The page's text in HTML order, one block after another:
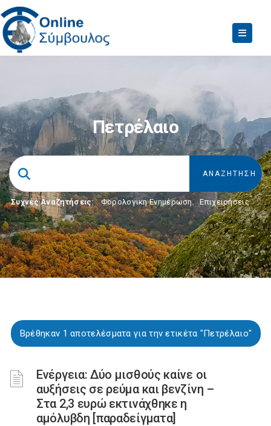
Πετρέλαιο
Συχνές Αναζητήσεις: Φορολογικη Ενημέρωση, Επιχειρήσεις
Βρέθηκαν 1 αποτελέσματα για την ετικέτα "Πετρέλαιο"
Ενέργεια: Δύο μισθούς καίνε οι
αυξήσεις σε ρεύμα και βενζίνη –
Στα 2,3 ευρώ εκτινάχθηκε η
αμόλυβδη [παραδείγματα]